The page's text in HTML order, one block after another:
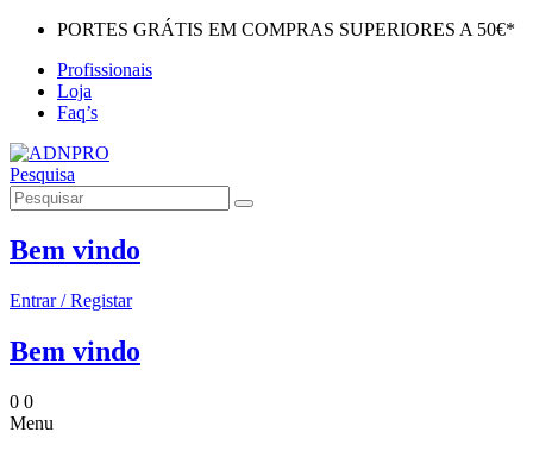
PORTES GRÁTIS EM COMPRAS SUPERIORES A 50€*
Profissionais
Loja
Faq’s
Pesquisa
Bem vindo
Entrar / Registar
Bem vindo
0 0
Menu